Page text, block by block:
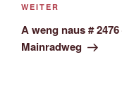
Nächster
Beitrag
WEITER
A weng naus #
Mainradweg